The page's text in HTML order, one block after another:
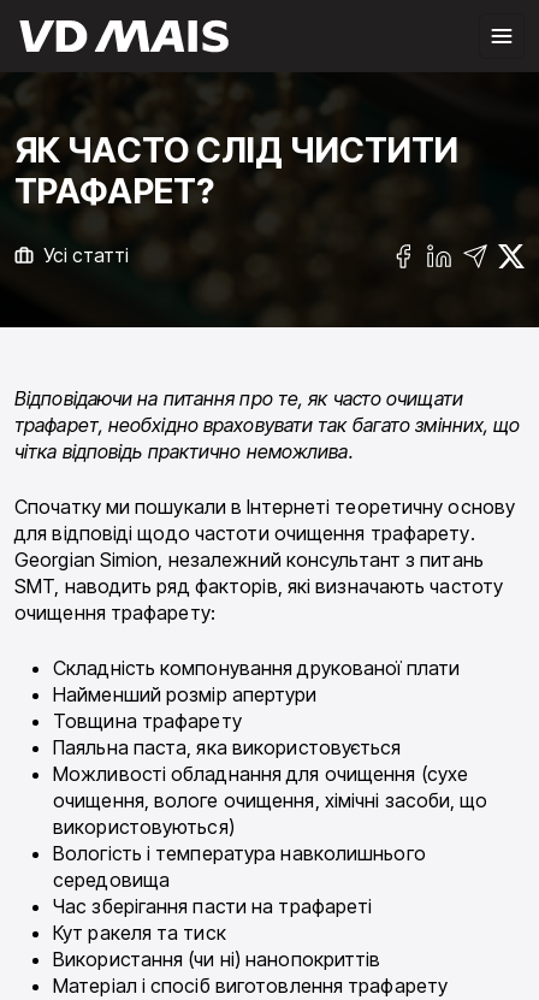
ЯК ЧАСТО СЛІД ЧИСТИТИ
ТРАФАРЕТ?
Усі статті
Відповідаючи на питання про те, як часто очищати
трафарет, необхідно враховувати так багато змінних, що
чітка відповідь практично неможлива.
Спочатку ми пошукали в Інтернеті теоретичну основу
для відповіді щодо частоти очищення трафарету.
Georgian Simion, незалежний консультант з питань
SMT, наводить ряд факторів, які визначають частоту
очищення трафарету:
Складність компонування друкованої плати
Найменший розмір апертури
Товщина трафарету
Паяльна паста, яка використовується
Можливості обладнання для очищення (сухе
очищення, вологе очищення, хімічні засоби, що
використовуються)
Вологість і температура навколишнього
середовища
Час зберігання пасти на трафареті
Кут ракеля та тиск
Використання (чи ні) нанопокриттів
Матеріал і спосіб виготовлення трафарету